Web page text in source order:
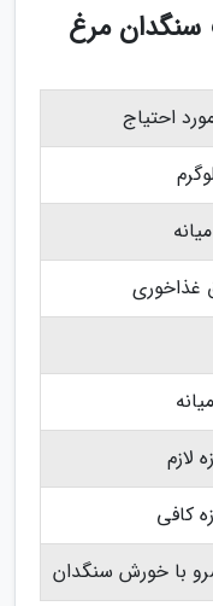
سنگدان مرغ
احتیاج
لازم
کافی
با خورش سنگدان